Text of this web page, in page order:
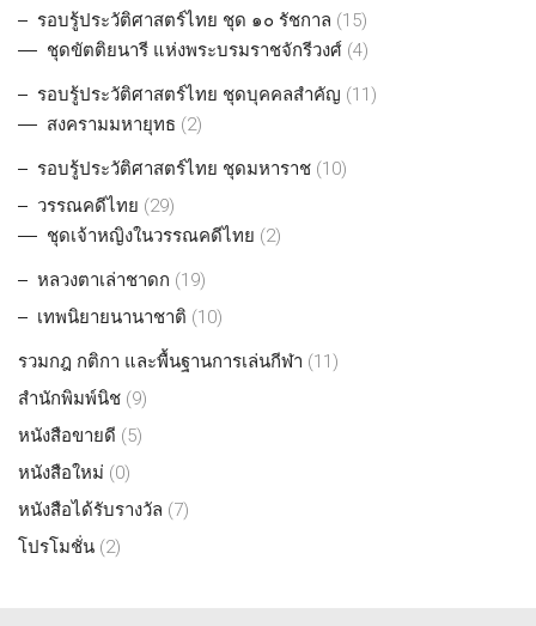
รอบรู้ประวัติศาสตร์ไทย ชุด ๑๐ รัชกาล (15)
ชุดขัตติยนารี แห่งพระบรมราชจักรีวงศ์ (4)
รอบรู้ประวัติศาสตร์ไทย ชุดบุคคลสำคัญ (11)
สงครามมหายุทธ (2)
รอบรู้ประวัติศาสตร์ไทย ชุดมหาราช (10)
วรรณคดีไทย (29)
ชุดเจ้าหญิงในวรรณคดีไทย (2)
หลวงตาเล่าชาดก (19)
เทพนิยายนานาชาติ (10)
รวมกฎ กติกา และพื้นฐานการเล่นกีฬา (11)
สำนักพิมพ์นิช (9)
หนังสือขายดี (5)
หนังสือใหม่ (0)
หนังสือได้รับรางวัล (7)
โปรโมชั่น (2)